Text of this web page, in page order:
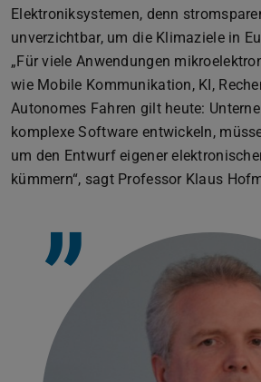
Elektroniksystemen, denn
unverzichtbar, um die Klimaziele in
„Für viele Anwendungen
wie Mobile Kommunikation, KI,
Autonomes Fahren gilt heute:
komplexe Software entwickeln,
um den Entwurf eigener
kümmern“, sagt Professor Klaus
”